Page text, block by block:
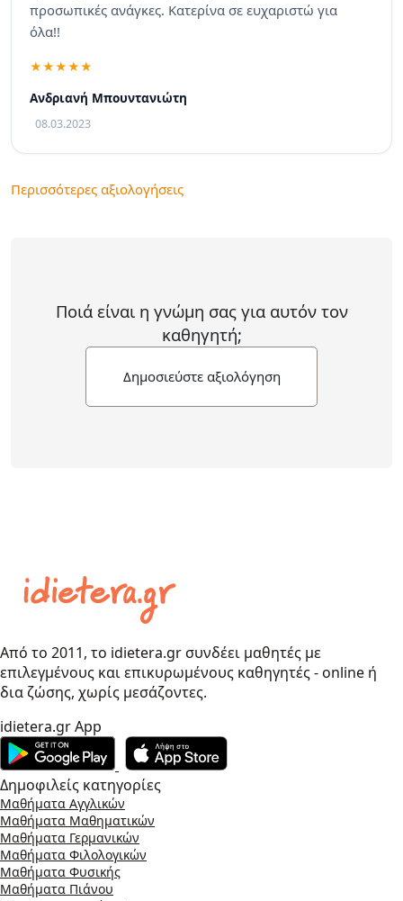
προσωπικές ανάγκες. Κατερίνα σε ευχαριστώ για
όλα!!
Ανδριανή Μπουντανιώτη
08.03.2023
Περισσότερες αξιολογήσεις
Ποιά είναι η γνώμη σας για αυτόν τον
καθηγητή;
Δημοσιεύστε αξιολόγηση
Από το 2011, το idietera.gr συνδέει μαθητές με
επιλεγμένους και επικυρωμένους καθηγητές - online ή
δια ζώσης, χωρίς μεσάζοντες.
idietera.gr App
Δημοφιλείς κατηγορίες
Μαθήματα Αγγλικών
Μαθήματα Μαθηματικών
Μαθήματα Γερμανικών
Μαθήματα Φιλολογικών
Μαθήματα Φυσικής
Μαθήματα Πιάνου